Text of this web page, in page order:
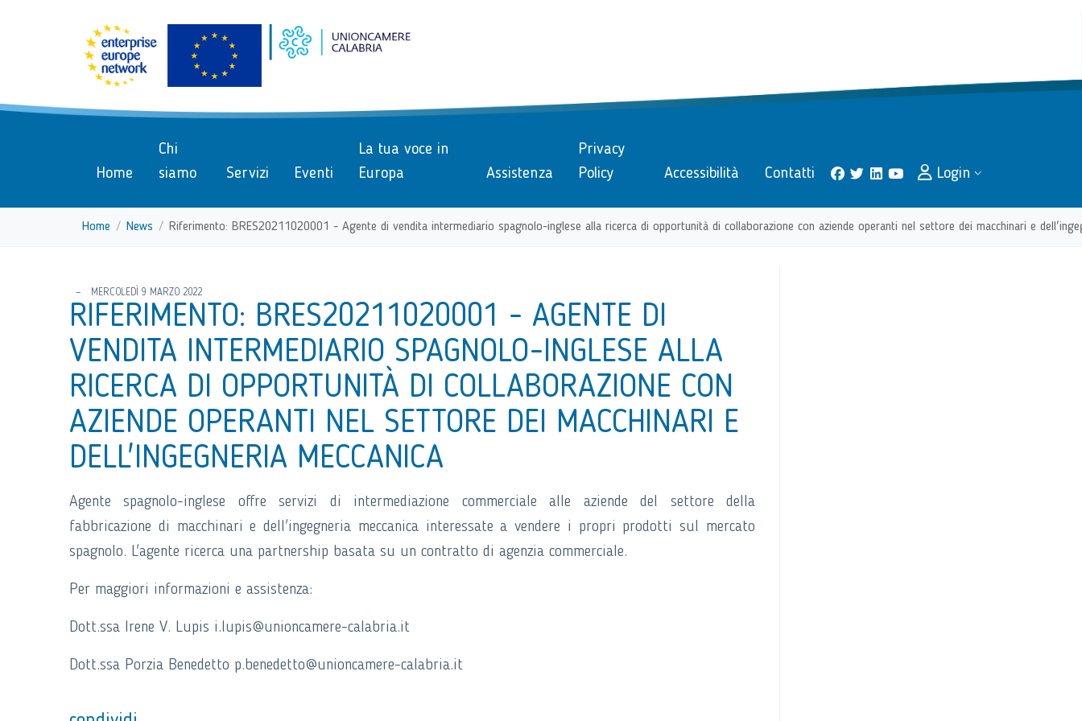
Vai ai contenuti
Menu di navigazione
Home
Chi
siamo
Servizi Eventi
La tua voce in
Europa
Assistenza
Privacy
Policy
Accessibilità Contatti Login
Home News Riferimento: BRES20211020001 - Agente di vendita intermediario spagnolo-inglese alla ricerca di opportunità di collaborazione con aziende operanti nel settore dei macchinari e
MERCOLEDÌ 9 MARZO 2022
RIFERIMENTO: BRES20211020001 - AGENTE DI
VENDITA INTERMEDIARIO SPAGNOLO-INGLESE ALLA
RICERCA DI OPPORTUNITÀ DI COLLABORAZIONE CON
AZIENDE OPERANTI NEL SETTORE DEI MACCHINARI E
DELL'INGEGNERIA MECCANICA
Agente spagnolo-inglese offre servizi di intermediazione commerciale alle aziende del settore della
fabbricazione di macchinari e dell'ingegneria meccanica interessate a vendere i propri prodotti sul mercato
spagnolo. L'agente ricerca una partnership basata su un contratto di agenzia commerciale.
Per maggiori informazioni e assistenza:
Dott.ssa Irene V. Lupis i.lupis@unioncamere-calabria.it
Dott.ssa Porzia Benedetto p.benedetto@unioncamere-calabria.it